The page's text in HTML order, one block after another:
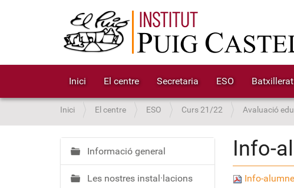
Inici El centre Secretaria ESO Batxillerat
S
o
u
:
Inici El centre ESO Curs 21/22 Avaluació
Info-
Info-
N
a
v
Informació general
Les nostres instal·lacions